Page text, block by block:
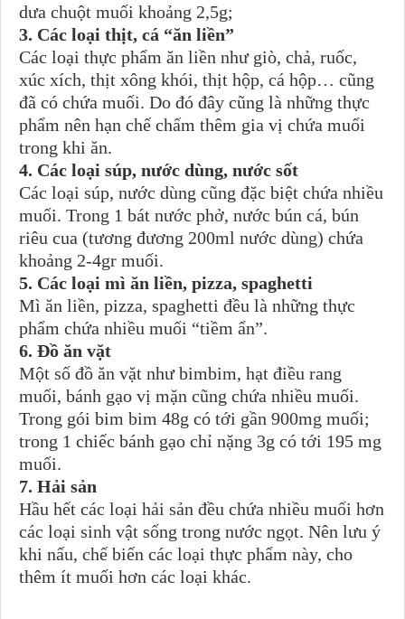
dưa chuột muối khoảng 2,5g;
3. Các loại thịt, cá “ăn liền”
Các loại thực phẩm ăn liền như giò, chả, ruốc,
xúc xích, thịt xông khói, thịt hộp, cá hộp… cũng
đã có chứa muối. Do đó đây cũng là những thực
phẩm nên hạn chế chấm thêm gia vị chứa muối
trong khi ăn.
4. Các loại súp, nước dùng, nước sốt
Các loại súp, nước dùng cũng đặc biệt chứa nhiều
muối. Trong 1 bát nước phở, nước bún cá, bún
riêu cua (tương đương 200ml nước dùng) chứa
khoảng 2-4gr muối.
5. Các loại mì ăn liền, pizza, spaghetti
Mì ăn liền, pizza, spaghetti đều là những thực
phẩm chứa nhiều muối “tiềm ẩn”.
6. Đồ ăn vặt
Một số đồ ăn vặt như bimbim, hạt điều rang
muối, bánh gạo vị mặn cũng chứa nhiều muối.
Trong gói bim bim 48g có tới gần 900mg muối;
trong 1 chiếc bánh gạo chỉ nặng 3g có tới 195 mg
muối.
7. Hải sản
Hầu hết các loại hải sản đều chứa nhiều muối hơn
các loại sinh vật sống trong nước ngọt. Nên lưu ý
khi nấu, chế biến các loại thực phẩm này, cho
thêm ít muối hơn các loại khác.